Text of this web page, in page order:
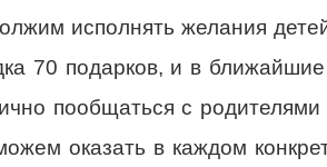
исполнять желания
70 подарков, и в
пообщаться с
оказать в каждом